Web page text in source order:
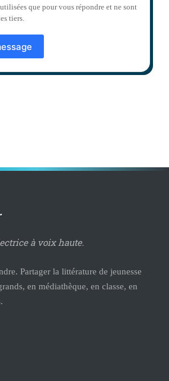
que pour vous répondre et ne sont
tiers.
à voix haute.
Partager la littérature de jeunesse
en médiathèque, en classe, en